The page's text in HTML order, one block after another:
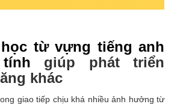
từ vựng tiếng anh
giúp phát triển
khác
giao tiếp chịu khá nhiều ảnh hưởng từ